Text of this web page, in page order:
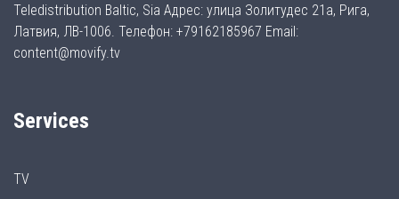
Teledistribution Baltic, Sia Адрес: улица Золитудес 21а, Рига,
Латвия, ЛВ-1006. Телефон: +79162185967 Email:
content@movify.tv
Services
TV